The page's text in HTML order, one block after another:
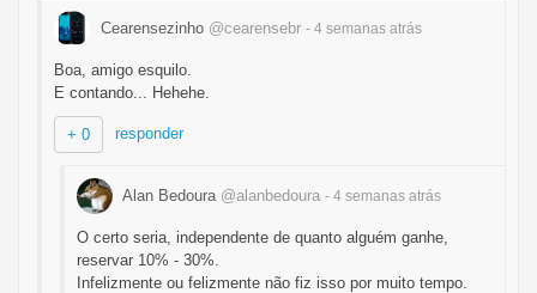
Cearensezinho @cearensebr - 4 semanas atrás
Boa, amigo esquilo.
E contando... Hehehe.
+ 0 responder
Alan Bedoura @alanbedoura - 4 semanas atrás
O certo seria, independente de quanto alguém ganhe,
reservar 10% - 30%.
Infelizmente ou felizmente não fiz isso por muito tempo.